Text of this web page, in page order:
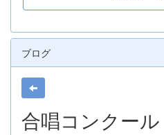
ブログ
合唱コンクール